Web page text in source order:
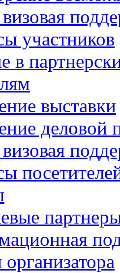
участников
в
выставки
деловой